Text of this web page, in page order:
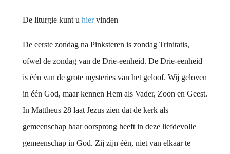
De liturgie kunt u hiervinden
De eerste zondag na Pinksteren is zondag Trinitatis,
ofwel de zondag van de Drie-eenheid. De Drie-eenheid
is één van de grote mysteries van het geloof. Wij geloven
in één God, maar kennen Hem als Vader, Zoon en Geest.
In Mattheus 28 laat Jezus zien dat de kerk als
gemeenschap haar oorsprong heeft in deze liefdevolle
gemeenschap in God. Zij zijn één, niet van elkaar te